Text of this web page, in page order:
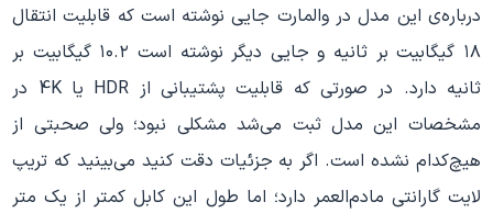
درباره‌ی این مدل در والمارت جایی نوشته است که قابلیت انتقال
۱۸ گیگابیت بر ثانیه و جایی دیگر نوشته است ۱۰.۲ گیگابیت بر
ثانیه دارد. در صورتی که قابلیت پشتیبانی از HDR یا 4K در
مشخصات این مدل ثبت می‌شد مشکلی نبود؛ ولی صحبتی از
هیچ‌کدام نشده است. اگر به جزئیات دقت کنید می‌بینید که تریپ
لایت گارانتی مادم‌العمر دارد؛ اما طول این کابل کمتر از یک متر